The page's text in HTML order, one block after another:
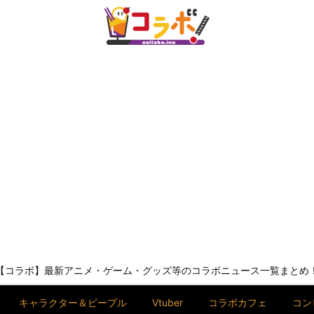
【コラボ】最新アニメ・ゲーム・グッズ等のコラボニュース一覧まとめ！
キャラクター＆ピープル Vtuber コラボカフェ コ